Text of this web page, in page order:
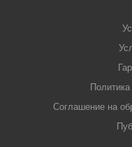
Соглашение на